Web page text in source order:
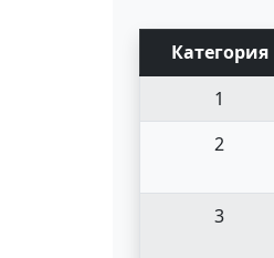
Категория
1
2
3